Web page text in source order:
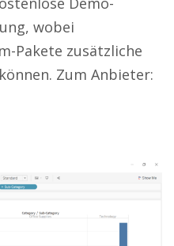
wobei
Pakete zusätzliche
Zum Anbieter: